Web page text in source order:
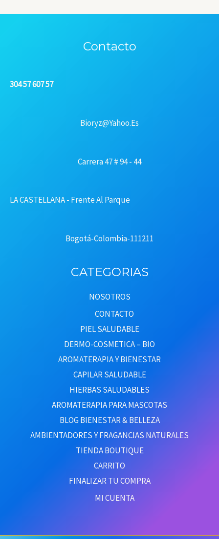
Contacto
304 57 607 57
Bioryz@yahoo.es
Carrera 47 # 94 - 44
LA CASTELLANA - Frente Al Parque
Bogotá-Colombia-111211
CATEGORIAS
NOSOTROS
CONTACTO
PIEL SALUDABLE
DERMO-COSMETICA – BIO
AROMATERAPIA Y BIENESTAR
CAPILAR SALUDABLE
HIERBAS SALUDABLES
AROMATERAPIA PARA MASCOTAS
BLOG BIENESTAR & BELLEZA
AMBIENTADORES Y FRAGANCIAS NATURALES
TIENDA BOUTIQUE
CARRITO
FINALIZAR TU COMPRA
MI CUENTA